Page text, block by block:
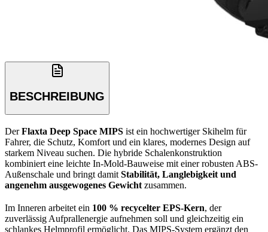
BESCHREIBUNG
DerFlaxta Deep Space MIPS ist ein hochwertiger Skihelm für
Fahrer, die Schutz, Komfort und ein klares, modernes Design auf
starkem Niveau suchen. Die hybride Schalenkonstruktion
kombiniert eine leichte In-Mold-Bauweise mit einer robusten ABS-
Außenschale und bringt damit Stabilität, Langlebigkeit und
angenehm ausgewogenes Gewicht zusammen.
Im Inneren arbeitet ein 100 % recycelter EPS-Kern, der
zuverlässig Aufprallenergie aufnehmen soll und gleichzeitig ein
schlankes Helmprofil ermöglicht. Das MIPS-System ergänzt den